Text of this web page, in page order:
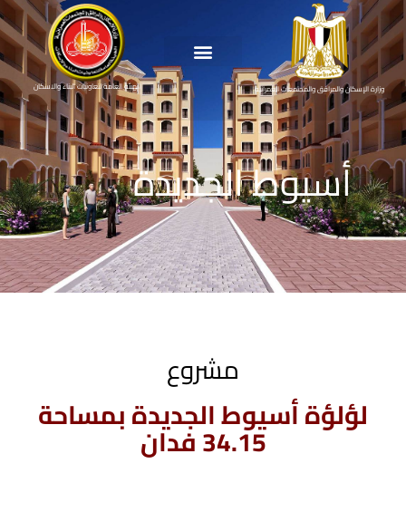
وزارة الإسكان والمرافق والمجتمعات العمرانية الهيئة العامة لتعاونيات البناء والاسكان
أسيوط الجديدة
مشروع
لؤلؤة أسيوط الجديدة بمساحة
34.15 فدان